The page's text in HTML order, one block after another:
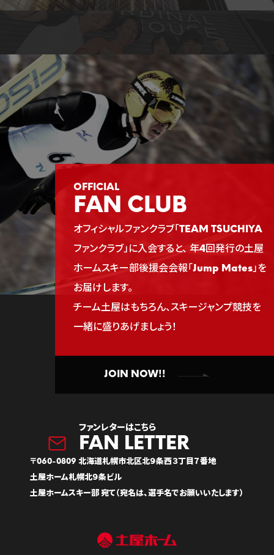
FAN CLUB
オフィシャルファンクラブ「TEAM TSUCHIYA
ファンクラブ」に入会すると、 年4回発行の土屋
ホームスキー部後援会会報「Jump Mates」を
お届けします。
チーム土屋はもちろん、スキージャンプ競技を
一緒に盛りあげましょう！
JOIN NOW!!
ファンレターはこちら
〒060-0809 北海道札幌市北区北９条西３丁目７番地
土屋ホーム札幌北９条ビル
土屋ホームスキー部 宛て（宛名は、選手名でお願いいたします）